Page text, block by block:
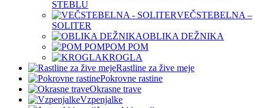
STEBLU
VEČSTEBELNA –
SOLITER
OBLIKA DEŽNIKA
POM POM
KROGLA
Rastline za žive meje
Pokrovne rastine
Okrasne trave
Vzpenjalke